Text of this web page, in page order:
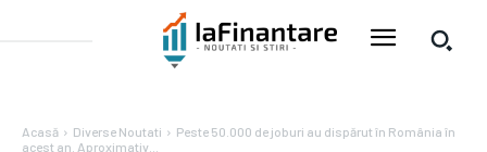
Acasă Diverse Noutati
Peste 50.000 de joburi au dispărut în România în
acest an. Aproximativ...